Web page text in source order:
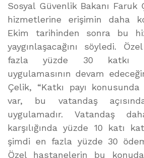
Sosyal Güvenlik Bakanı Faruk
hizmetlerine erişimin daha
Ekim tarihinden sonra bu
yaygınlaşacağını söyledi.
fazla yüzde 30 katkı
uygulamasının devam
Çelik, “Katkı payı konusunda
var, bu vatandaş
uygulamadır. Vatandaş
karşılığında yüzde 10 katı
şimdi en fazla yüzde 30
Özel hastanelerin bu